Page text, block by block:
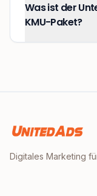
Was ist der
KMU-Paket?
Digitales Marketing